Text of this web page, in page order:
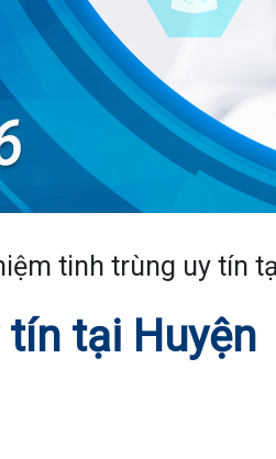
tinh trùng uy tín
tại Huyện